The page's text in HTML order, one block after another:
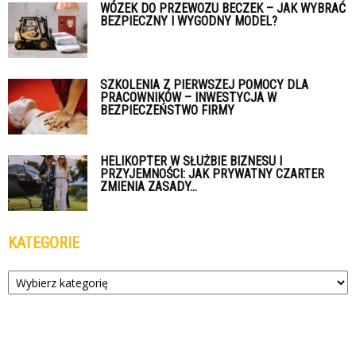
WÓZEK DO PRZEWOZU BECZEK – JAK WYBRAĆ
BEZPIECZNY I WYGODNY MODEL?
SZKOLENIA Z PIERWSZEJ POMOCY DLA
PRACOWNIKÓW – INWESTYCJA W
BEZPIECZEŃSTWO FIRMY
HELIKOPTER W SŁUŻBIE BIZNESU I
PRZYJEMNOŚCI: JAK PRYWATNY CZARTER
ZMIENIA ZASADY...
KATEGORIE
Kategorie